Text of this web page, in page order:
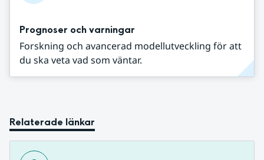
Prognoser och varningar
Forskning och avancerad modellutveckling för att
du ska veta vad som väntar.
Relaterade länkar